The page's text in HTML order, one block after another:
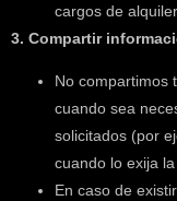
cargos de
3. Compartir
No compartimos
cuando sea
solicitados (por
cuando lo exija la
En caso de